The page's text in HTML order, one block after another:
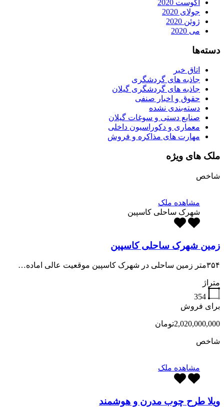
آگوست 2020
جولای 2020
ژوئن 2020
می 2020
دسته‌ها
اتاق خبر
جاذبه های گردشگری
جاذبه های گردشگری گیلان
حقوق و اخبار صنفی
دسته‌بندی نشده
صنایع دستی و سوغات گیلان
معماری و دکوراسیون داخلی
مهارت های مذاکره و فروش
ملک های ویژه
شاخص
مشاهده ملک
شهرک ساحلی کاسپین
زمین شهرک ساحلی کاسپین
۳۵۴متر زمین ساحلی در شهرک کاسپین موقعیت عالی اماده…
متراژ
354
برای فروش
2,020,000,000تومان
شاخص
مشاهده ملک
ویلا طرح چوب مدرن و هوشمند